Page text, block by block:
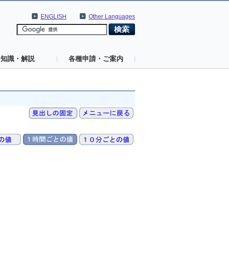
Other Languages
ENGLISH
知識・解説 各種申請・ご案内